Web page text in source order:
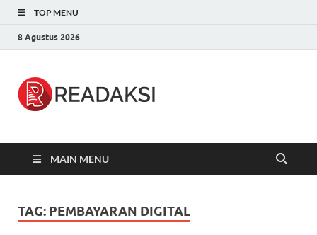
TOP MENU
8 Agustus 2026
MAIN MENU
TAG: PEMBAYARAN DIGITAL